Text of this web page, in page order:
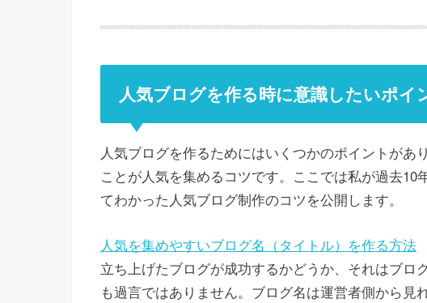
人気ブログを作る時に意識したいポイ
人気ブログを作るためにはいくつかのポイントがあ
ことが人気を集めるコツです。ここでは私が過去10
てわかった人気ブログ制作のコツを公開します。
人気を集めやすいブログ名（タイトル）を作る方法
立ち上げたブログが成功するかどうか、それはブロ
も過言ではありません。ブログ名は運営者側から